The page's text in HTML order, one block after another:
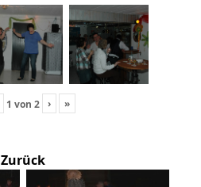
1 von 2 › »
Zurück